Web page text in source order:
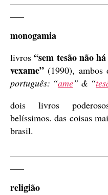
monogamia
livros“sem tesão não
vexame” (1990), ambos
português: “ame” & “
dois livros
belíssimos. das coisas
brasil.
religião